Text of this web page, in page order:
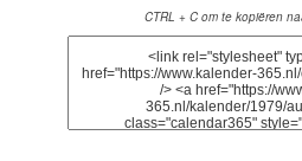
CTRL + C om te kopiëren